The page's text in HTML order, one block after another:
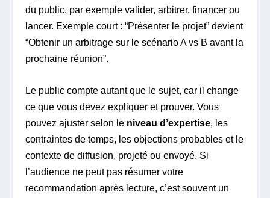
du public, par exemple valider, arbitrer, financer ou
lancer. Exemple court : “Présenter le projet” devient
“Obtenir un arbitrage sur le scénario A vs B avant la
prochaine réunion”.
Le public compte autant que le sujet, car il change
ce que vous devez expliquer et prouver. Vous
pouvez ajuster selon le niveau d’expertise, les
contraintes de temps, les objections probables et le
contexte de diffusion, projeté ou envoyé. Si
l’audience ne peut pas résumer votre
recommandation après lecture, c’est souvent un